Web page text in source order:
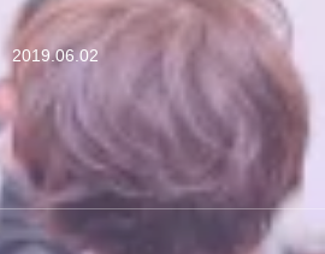
2019.06.02